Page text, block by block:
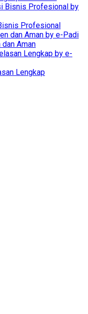
Profesional
Aman
Lengkap